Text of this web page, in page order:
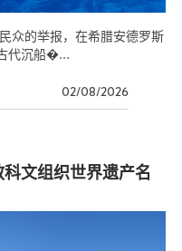
众的举报，在希腊安德罗斯
代沉船�...
02/08/2026
文组织世界遗产名